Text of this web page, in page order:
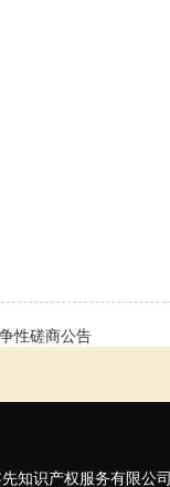
性磋商公告
知识产权服务有限公司